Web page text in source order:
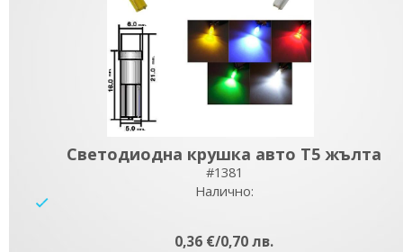
Светодиодна крушка авто T5 жълта
#1381
Налично:
0,36 €/0,70 лв.